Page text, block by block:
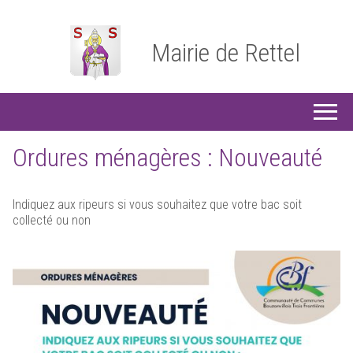
Mairie de Rettel
Ordures ménagères : Nouveauté
Indiquez aux ripeurs si vous souhaitez que votre bac soit
collecté ou non